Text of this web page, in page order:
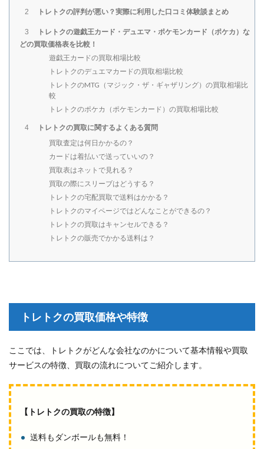
2 トレトクの評判が悪い？実際に利用した口コミ体験談まとめ
3
トレトクの遊戯王カード・デュエマ・ポケモンカード（ポケカ）な
どの買取価格表を比較！
遊戯王カードの買取相場比較
トレトクのデュエマカードの買取相場比較
トレトクのMTG（マジック・ザ・ギャザリング）の買取相場比
較
トレトクのポケカ（ポケモンカード）の買取相場比較
4
トレトクの買取に関するよくある質問
買取査定は何日かかるの？
カードは着払いで送っていいの？
買取表はネットで見れる？
買取の際にスリーブはどうする？
トレトクの宅配買取で送料はかかる？
トレトクのマイページではどんなことができるの？
トレトクの買取はキャンセルできる？
トレトクの販売でかかる送料は？
トレトクの買取価格や特徴
ここでは、トレトクがどんな会社なのかについて基本情報や買取
サービスの特徴、買取の流れについてご紹介します。
【トレトクの買取の特徴】
送料もダンボールも無料！